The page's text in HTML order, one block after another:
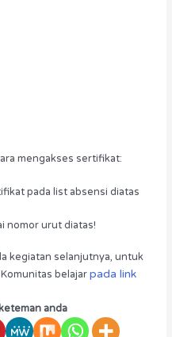
mengakses sertifikat:
pada list absensi diatas
nomor urut diatas!
kegiatan selanjutnya, untuk
belajarpada link
anda